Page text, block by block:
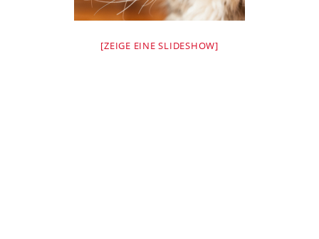
[ZEIGE EINE SLIDESHOW]